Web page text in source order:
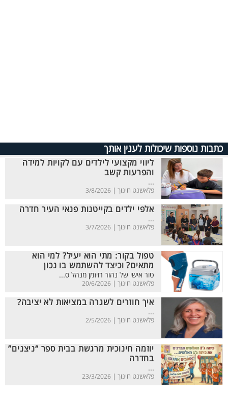
כתבות נוספות שיכולות לענין אותך
ליווי מקצועי לילדים עם לקויות למידה
והפרעות קשב
...
פלאשנט חינוך | 3/8/2026
אלפי ילדים בקייטנות פנאי העיר חדרה
...
פלאשנט חינוך | 3/7/2026
טפול בקור: מתי הוא יעיל? למי הוא
מתאים? וכיצד להשתמש בו נכון
טור אישי של נהור רויזמן מנהל ס...
פלאשנט חינוך | 20/6/2026
איך חוזרים לשגרה במציאות לא יציבה?
...
פלאשנט חינוך | 2/5/2026
יוזמה חינוכית מרגשת בבית ספר “ניצנים”
בחדרה
...
פלאשנט חינוך | 23/3/2026